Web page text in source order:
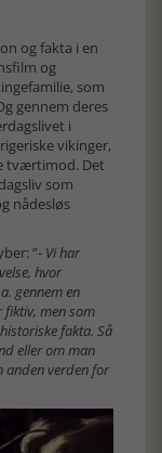
og fakta i en
og
som
gennem deres
i
vikinger,
tværtimod. Det
som
nådesløs
”- Vi har
hvor
gennem en
fiktiv, mensom
fakta. Så
eller om man
anden verden for